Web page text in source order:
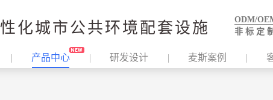
化城市公共环境配套设施
ODM/
非 标 定 制
产品中心 研发设计 麦斯案例